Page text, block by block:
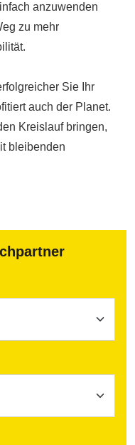
anzuwenden
zu mehr
Sie Ihr
auch der Planet.
Kreislauf bringen,
bleibenden